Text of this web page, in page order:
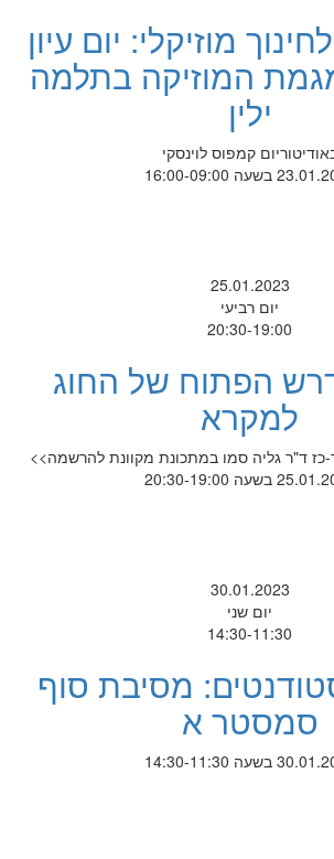
מוזיקלי: יום עיון
המוזיקה בתלמה
ילין
קמפוס לוינסקי
בשעה 16:00-09:00
25.01.2023
יום רביעי
20:30-19:00
הפתוח של החוג
למקרא
ד"ר גליה סמו במתכונת מקוונת להרשמה>>
בשעה 20:30-19:00
30.01.2023
יום שני
14:30-11:30
מסיבת סוף
סמסטר א
בשעה 14:30-11:30